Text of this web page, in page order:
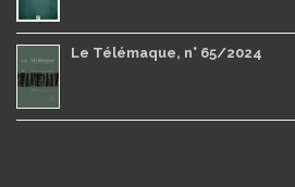
Le Télémaque, n° 65/2024